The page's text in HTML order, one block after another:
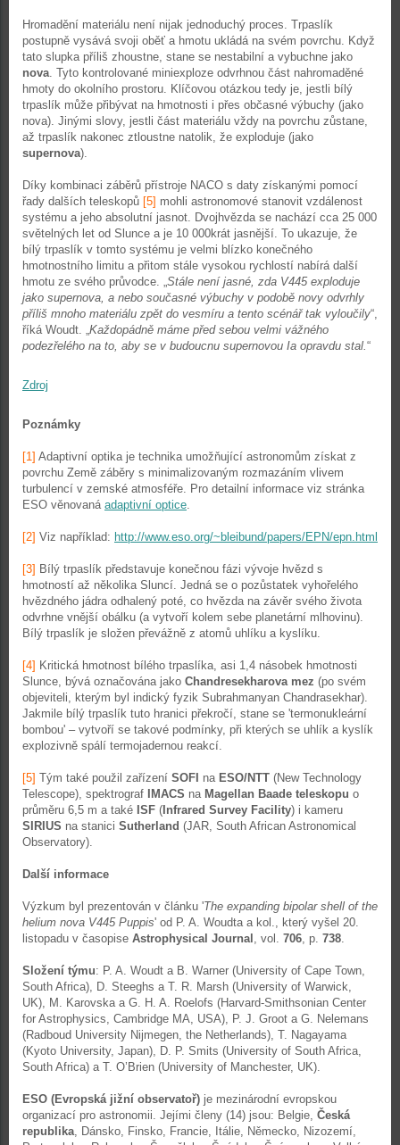
Hromadění materiálu není nijak jednoduchý proces. Trpaslík
postupně vysává svoji oběť a hmotu ukládá na svém povrchu. Když
tato slupka příliš zhoustne, stane se nestabilní a vybuchne jako
nova. Tyto kontrolované miniexploze odvrhnou část nahromaděné
hmoty do okolního prostoru. Klíčovou otázkou tedy je, jestli bílý
trpaslík může přibývat na hmotnosti i přes občasné výbuchy (jako
nova). Jinými slovy, jestli část materiálu vždy na povrchu zůstane,
až trpaslík nakonec ztloustne natolik, že exploduje (jako
supernova).
Díky kombinaci záběrů přístroje NACO s daty získanými pomocí
řady dalších teleskopů [5] mohli astronomové stanovit vzdálenost
systému a jeho absolutní jasnot. Dvojhvězda se nachází cca 25 000
světelných let od Slunce a je 10 000krát jasnější. To ukazuje, že
bílý trpaslík v tomto systému je velmi blízko konečného
hmotnostního limitu a přitom stále vysokou rychlostí nabírá další
hmotu ze svého průvodce. „Stále není jasné, zda V445 exploduje
jako supernova, a nebo současné výbuchy v podobě novy odvrhly
příliš mnoho materiálu zpět do vesmíru a tento scénář tak vyloučily“,
říká Woudt. „Každopádně máme před sebou velmi vážného
podezřelého na to, aby se v budoucnu supernovou Ia opravdu stal.“
Zdroj
Poznámky
[1] Adaptivní optika je technika umožňující astronomům získat z
povrchu Země záběry s minimalizovaným rozmazáním vlivem
turbulencí v zemské atmosféře. Pro detailní informace viz stránka
ESO věnovaná adaptivní optice.
[2] Viz například: http://www.eso.org/~bleibund/papers/EPN/epn.html
[3] Bílý trpaslík představuje konečnou fázi vývoje hvězd s
hmotností až několika Sluncí. Jedná se o pozůstatek vyhořelého
hvězdného jádra odhalený poté, co hvězda na závěr svého života
odvrhne vnější obálku (a vytvoří kolem sebe planetární mlhovinu).
Bílý trpaslík je složen převážně z atomů uhlíku a kyslíku.
[4] Kritická hmotnost bílého trpaslíka, asi 1,4 násobek hmotnosti
Slunce, bývá označována jako Chandresekharova mez (po svém
objeviteli, kterým byl indický fyzik Subrahmanyan Chandrasekhar).
Jakmile bílý trpaslík tuto hranici překročí, stane se 'termonukleární
bombou' – vytvoří se takové podmínky, při kterých se uhlík a kyslík
explozivně spálí termojadernou reakcí.
[5] Tým také použil zařízení SOFI na ESO/NTT (New Technology
Telescope), spektrograf
IMACS na Magellan Baade teleskopu o
průměru 6,5 m a také ISF ( Infrared Survey Facility) i kameru
SIRIUS na stanici Sutherland (JAR, South African Astronomical
Observatory).
Další informace
Výzkum byl prezentován v článku 'The expanding bipolar shell of the
helium nova V445 Puppis' od P. A. Woudta a kol., který vyšel 20.
listopadu v časopise Astrophysical Journal , vol. 706, p. 738.
Složení týmu: P. A. Woudt a B. Warner (University of Cape Town,
South Africa), D. Steeghs a T. R. Marsh (University of Warwick,
UK), M. Karovska a G. H. A. Roelofs (Harvard-Smithsonian Center
for Astrophysics, Cambridge MA, USA), P. J. Groot a G. Nelemans
(Radboud University Nijmegen, the Netherlands), T. Nagayama
(Kyoto University, Japan), D. P. Smits (University of South Africa,
South Africa) a T. O’Brien (University of Manchester, UK).
ESO (Evropská jižní observatoř) je mezinárodní evropskou
organizací pro astronomii. Jejími členy (14) jsou: Belgie, Česká
republika, Dánsko, Finsko, Francie, Itálie, Německo, Nizozemí,